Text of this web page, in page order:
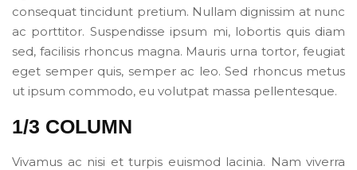
consequat tincidunt pretium. Nullam dignissim at nunc
ac porttitor. Suspendisse ipsum mi, lobortis quis diam
sed, facilisis rhoncus magna. Mauris urna tortor, feugiat
eget semper quis, semper ac leo. Sed rhoncus metus
ut ipsum commodo, eu volutpat massa pellentesque.
1/3 COLUMN
Vivamus ac nisi et turpis euismod lacinia. Nam viverra